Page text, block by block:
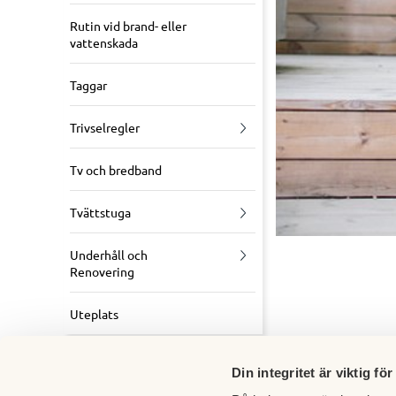
Din integritet är viktig för
Rutin vid brand- eller
vattenskada
Taggar
Trivselregler
Tv och bredband
Tvättstuga
Underhåll och
Renovering
Uteplats